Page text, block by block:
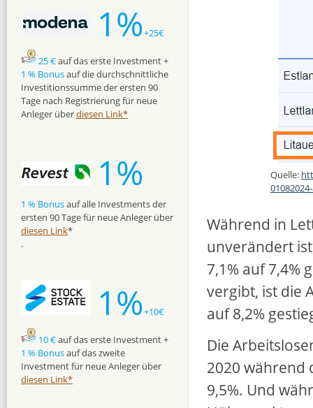
Quelle:
Während in
unverändert
7,1% auf 7,4%
vergibt, ist die
auf 8,2%
Die
2020 während
9,5%. Und
1%+25€
25 €auf das erste Investment +
1 % Bonusauf die durchschnittliche
Investitionssumme der ersten 90
Tage nach Registrierung für neue
Anleger überdiesen Link*
1%
1 % Bonusauf alle Investments der
ersten 90 Tage für neue Anleger über
diesen Link*
.
1%+10€
10 €auf das erste Investment +
1 % Bonusauf das zweite
Investment für neue Anleger über
diesen Link*